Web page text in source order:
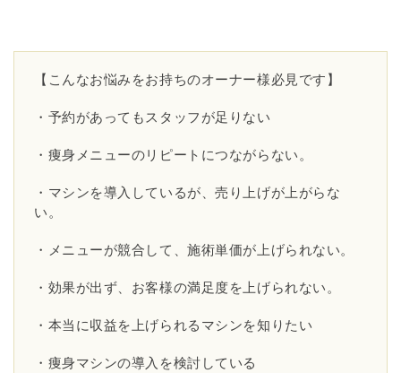
【こんなお悩みをお持ちのオーナー様必見です】
・予約があってもスタッフが足りない
・痩身メニューのリピートにつながらない。
・マシンを導入しているが、売り上げが上がらな
い。
・メニューが競合して、施術単価が上げられない。
・効果が出ず、お客様の満足度を上げられない。
・本当に収益を上げられるマシンを知りたい
・痩身マシンの導入を検討している